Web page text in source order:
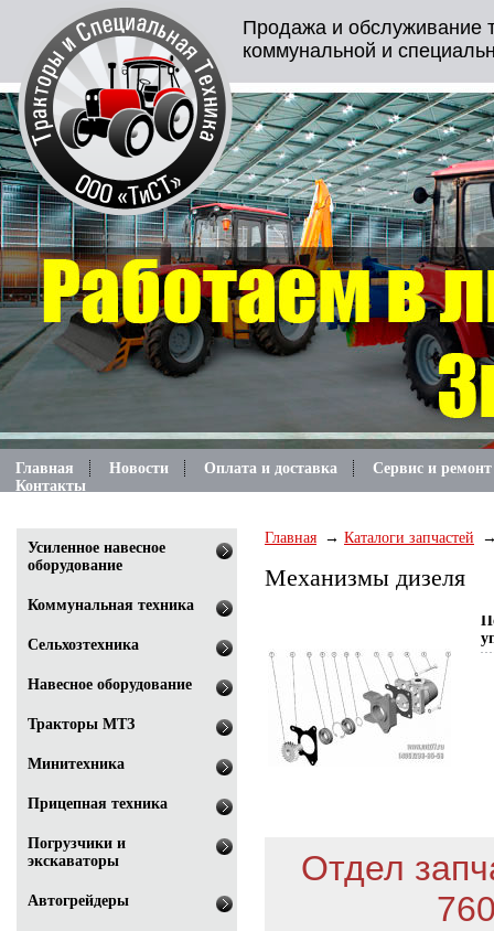
Продажа и обслуживание
коммунальной и
Главная Новости Оплата и доставка
Сервис и ремонт
Контакты
Главная Каталоги запчастей
Механизмы дизеля
Отдел
Усиленное навесное
оборудование
Коммунальная техника
Сельхозтехника
Навесное оборудование
Тракторы МТЗ
Минитехника
Прицепная техника
Погрузчики и
экскаваторы
Автогрейдеры